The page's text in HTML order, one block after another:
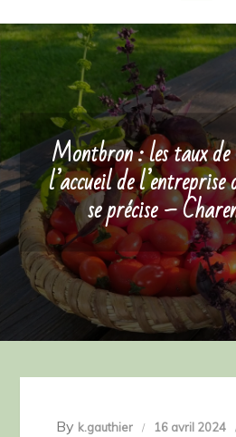
Montbron : les taux de
l’accueil de
se précise –
By k.gauthier 16 avril 2024